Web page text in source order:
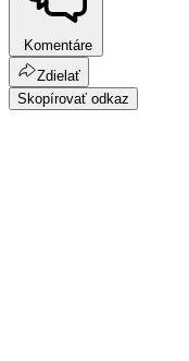
Komentáre
Zdielať
Skopírovať odkaz